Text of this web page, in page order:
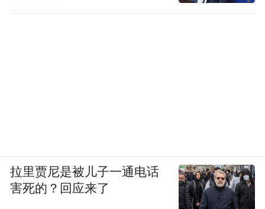
拉里贾尼是被儿子一通电话
害死的？回应来了